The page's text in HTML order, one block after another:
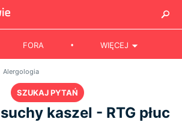
FORA WIĘCEJ
Alergologia
SZUKAJ PYTAŃ
kaszel - RTG płuc